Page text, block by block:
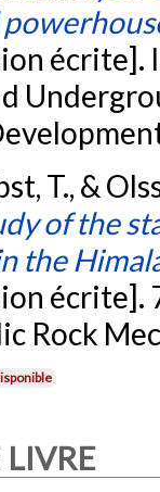
écrite].
T., &
of the
the
écrite].
Rock